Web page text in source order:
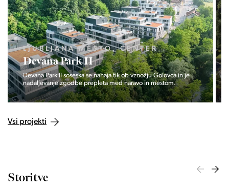
LJUBLJANA MESTO, CENTER
Devana Park II
Devana Park II soseska se nahaja tik ob vznožju Golovca in je
nadaljevanje zgodbe prepleta med naravo in mestom.
Vsi projekti
Storitve